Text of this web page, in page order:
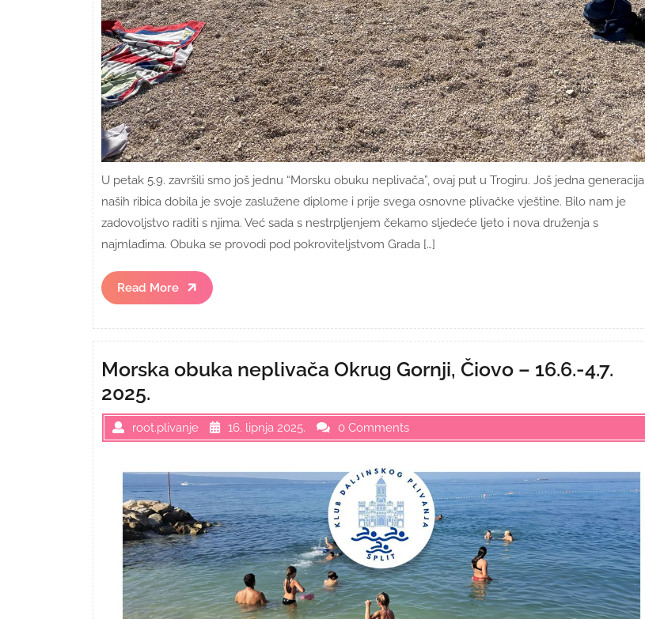
U petak 5.9. završili smo još jednu “Morsku obuku neplivača”, ovaj put u Trogiru. Još jedna generacija
naših ribica dobila je svoje zaslužene diplome i prije svega osnovne plivačke vještine. Bilo nam je
zadovoljstvo raditi s njima. Već sada s nestrpljenjem čekamo sljedeće ljeto i nova druženja s
najmlađima. Obuka se provodi pod pokroviteljstvom Grada […]
Read More
Read
More
Morska obuka neplivača Okrug Gornji, Čiovo – 16.6.-4.7.
2025.
root.plivanje 16. lipnja 2025. 0 Comments